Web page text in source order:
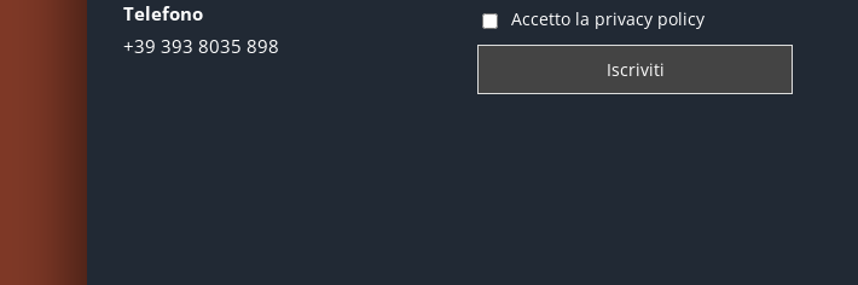
Telefono
+39 393 8035 898
Accetto la privacy policy